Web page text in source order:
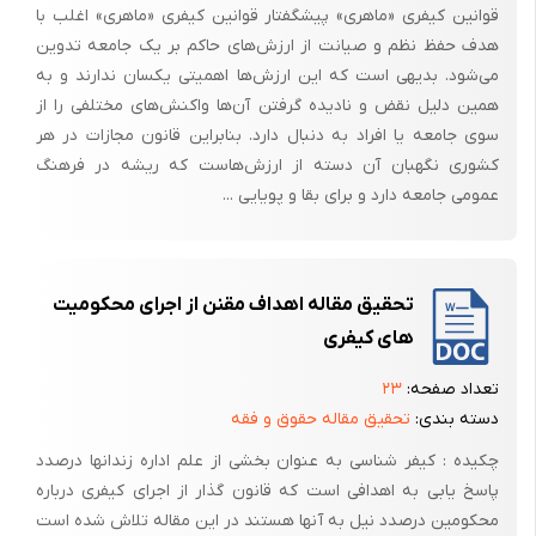
قوانین کیفری «ماهری» پیشگفتار قوانین کیفری «ماهری» اغلب با
هدف حفظ نظم و صیانت از ارزش‌های حاکم بر یک جامعه تدوین
می‌شود. بدیهی است که این ارزش‌ها اهمیتی یکسان ندارند و به
همین دلیل نقض و نادیده گرفتن آن‌ها واکنش‌های مختلفی را از
سوی جامعه یا افراد به دنبال دارد. بنابراین قانون مجازات در هر
کشوری نگهبان آن دسته از ارزش‌هاست که ریشه در فرهنگ
عمومی جامعه دارد و برای بقا و پویایی ...
تحقیق مقاله اهداف مقنن از اجرای محکومیت
های کیفری
تعداد صفحه: ۲۳
دسته بندی: تحقیق مقاله حقوق و فقه
چکیده : کیفر شناسی به عنوان بخشی از علم اداره زندانها درصدد
پاسخ یابی به اهدافی است که قانون گذار از اجرای کیفری درباره
محکومین درصدد نیل به آنها هستند در این مقاله تلاش شده است